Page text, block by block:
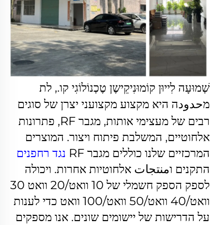
שְׁמוּעָה לִייוּן קוֹמוּנִיקֵישֶן טֶכְנוֹלוֹגִי קו., לת
מحدودה היא מקצוע מקצועני יצרן של סוגים
רבים של מעצימי אותות, מגבר RF, פתרונות
אלחוטיים, המשלבת פיתוח ויצור. המוצרים
המרכזיים שלנו כוללים מגבר RF
נגד רחפנים
התקנים וمنتجات אלחוטיות אחרות. ויכולה
לספק הספק חשמלי של 10 וואט/20 וואט 30
וואט/40 וואט/50 וואט/100 וואט כדי לענות
על הדרישות של יישומים שונים. אנו מספקים